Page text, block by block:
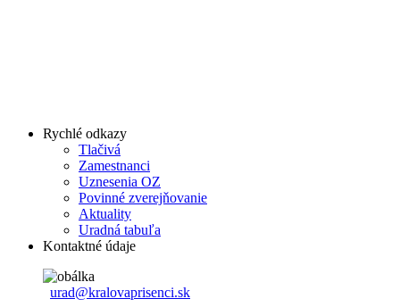
Rychlé odkazy
Tlačivá
Zamestnanci
Uznesenia OZ
Povinné zverejňovanie
Aktuality
Uradná tabuľa
Kontaktné údaje
urad@kralovaprisenci.sk